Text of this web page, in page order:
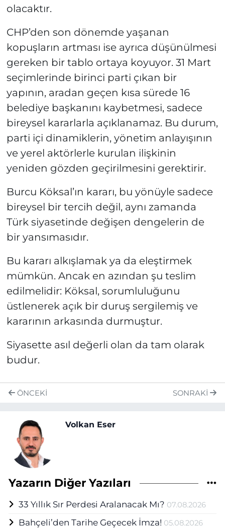
olacaktır.
CHP’den son dönemde yaşanan
kopuşların artması ise ayrıca düşünülmesi
gereken bir tablo ortaya koyuyor. 31 Mart
seçimlerinde birinci parti çıkan bir
yapının, aradan geçen kısa sürede 16
belediye başkanını kaybetmesi, sadece
bireysel kararlarla açıklanamaz. Bu durum,
parti içi dinamiklerin, yönetim anlayışının
ve yerel aktörlerle kurulan ilişkinin
yeniden gözden geçirilmesini gerektirir.
Burcu Köksal’ın kararı, bu yönüyle sadece
bireysel bir tercih değil, aynı zamanda
Türk siyasetinde değişen dengelerin de
bir yansımasıdır.
Bu kararı alkışlamak ya da eleştirmek
mümkün. Ancak en azından şu teslim
edilmelidir: Köksal, sorumluluğunu
üstlenerek açık bir duruş sergilemiş ve
kararının arkasında durmuştur.
Siyasette asıl değerli olan da tam olarak
budur.
ÖNCEKI SONRAKI
Volkan Eser
Yazarın Diğer Yazıları
33 Yıllık Sır Perdesi Aralanacak Mı? 07.08.2026
Bahçeli’den Tarihe Geçecek İmza! 05.08.2026